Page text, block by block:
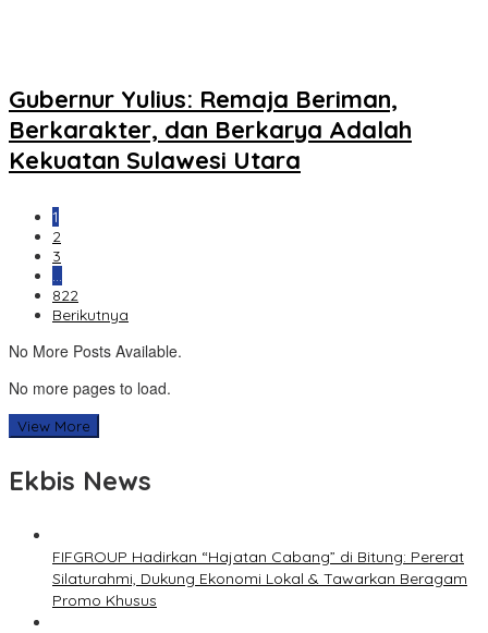
Gubernur Yulius: Remaja Beriman,
Berkarakter, dan Berkarya Adalah
Kekuatan Sulawesi Utara
1
2
3
…
822
Berikutnya
No More Posts Available.
No more pages to load.
View More
Ekbis News
FIFGROUP Hadirkan “Hajatan Cabang” di Bitung: Pererat
Silaturahmi, Dukung Ekonomi Lokal & Tawarkan Beragam
Promo Khusus